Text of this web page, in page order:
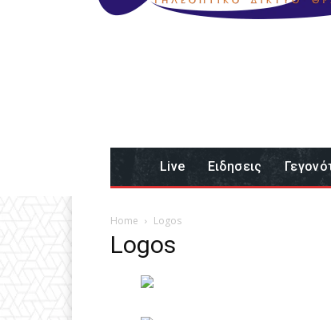
Live Eιδησεις
Home Logos
Logos